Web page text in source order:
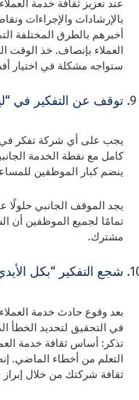
عند تعزيز ثقافة خدمة
بالإرشادات والإجراءات
أخبرهم بالطرق المختلفة
العملاء بإنصاف. خذ الوقت
ستواجه مشكلة في اختيار
توقف عن التفكير في
يجب على أي شركة تفكر في
كامل مع نقطة الخدمة
ينضم كبار الموظفين
يجد الموقف الجانبي حلولًا
تمامًا لجميع الموظفين أن
مشترك.
شجع التفكير “بكل
بعد وقوع حادث خدمة
في التحقيق لتحديد الخطأ
تذكر: أساس ثقافة خدمة
التعلم من أخطاء الماضي.
ثقافة شركتك من خلال إبراز